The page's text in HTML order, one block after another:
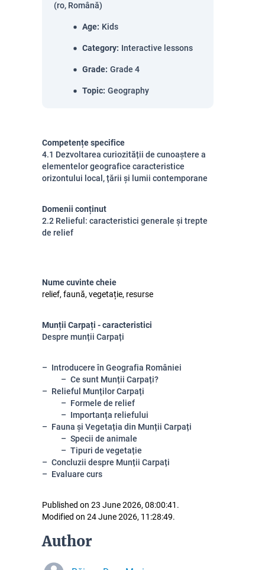
(ro, Română)
Age: Kids
Category: Interactive lessons
Grade: Grade 4
Topic: Geography
Competențe specifice
4.1 Dezvoltarea curiozității de cunoaștere a
elementelor geografice caracteristice
orizontului local, țării și lumii contemporane
Domenii conținut
2.2 Relieful: caracteristici generale și trepte
de relief
Nume cuvinte cheie
relief, faună, vegetație, resurse
Munții Carpați - caracteristici
Despre munții Carpați
Introducere în Geografia României
Ce sunt Munții Carpați?
Relieful Munților Carpați
Formele de relief
Importanța reliefului
Fauna și Vegetația din Munții Carpați
Specii de animale
Tipuri de vegetație
Concluzii despre Munții Carpați
Evaluare curs
Published on 23 June 2026, 08:00:41.
Modified on 24 June 2026, 11:28:49.
Author